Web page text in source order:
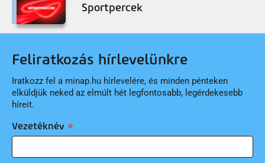
Sportpercek
Feliratkozás hírlevelünkre
Iratkozz fel a minap.hu hírlevelére, és minden pénteken
elküldjük neked az elmúlt hét legfontosabb, legérdekesebb
híreit.
Vezetéknév